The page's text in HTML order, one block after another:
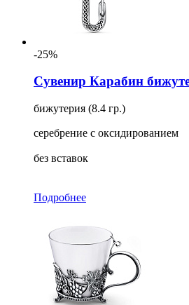
-25%
Сувенир Карабин
бижутерия (8.4 гр.)
серебрение с оксидированием
без вставок
Подробнее